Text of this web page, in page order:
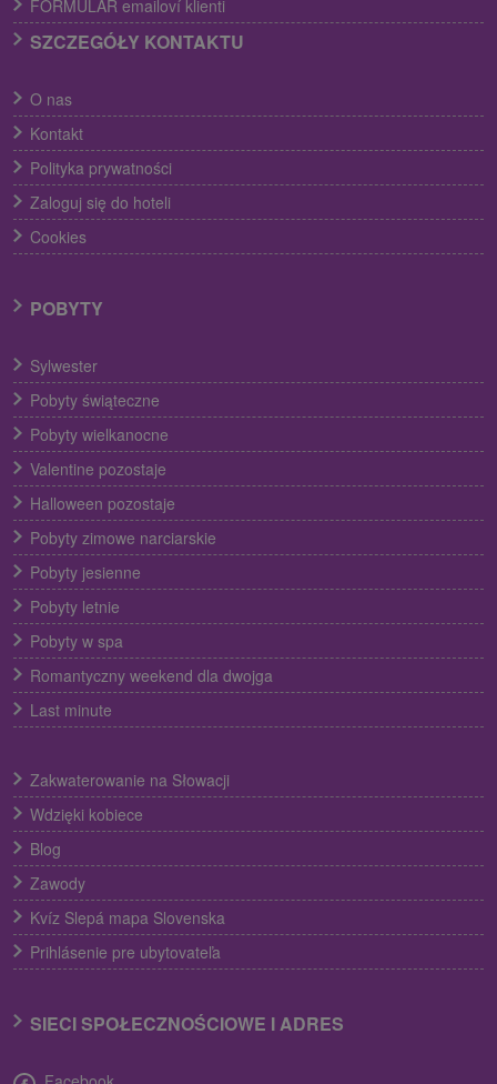
FORMULÁR emailoví klienti
SZCZEGÓŁY KONTAKTU
O nas
Kontakt
Polityka prywatności
Zaloguj się do hoteli
Cookies
POBYTY
Sylwester
Pobyty świąteczne
Pobyty wielkanocne
Valentine pozostaje
Halloween pozostaje
Pobyty zimowe narciarskie
Pobyty jesienne
Pobyty letnie
Pobyty w spa
Romantyczny weekend dla dwojga
Last minute
Zakwaterowanie na Słowacji
Wdzięki kobiece
Blog
Zawody
Kvíz Slepá mapa Slovenska
Prihlásenie pre ubytovateľa
SIECI SPOŁECZNOŚCIOWE I ADRES